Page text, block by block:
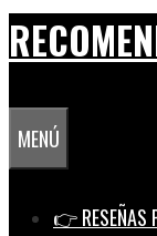
MENÚ
👉 RESEÑAS